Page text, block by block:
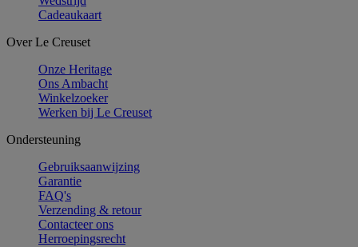
Cadeaukaart
Over Le Creuset
Onze Heritage
Ons Ambacht
Winkelzoeker
Werken bij Le Creuset
Ondersteuning
Gebruiksaanwijzing
Garantie
FAQ's
Verzending & retour
Contacteer ons
Herroepingsrecht